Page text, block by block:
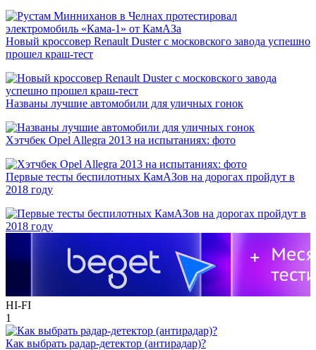
Новый кроссовер Renault Duster с московского завода успешно
прошел краш-тест
Названы лучшие автомобили для уличных гонок
Хэтчбек Opel Allegra 2013 на испытаниях: фото
Первые тесты беспилотных КамАЗов на дорогах пройдут в
2018 году
HI-FI
1
Как выбрать радар-детектор (антирадар)?